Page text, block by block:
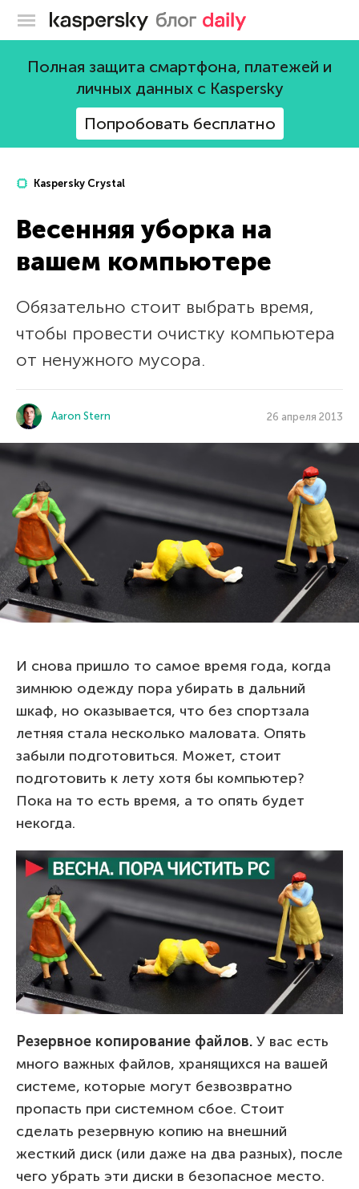
Блог Касперского
Полная защита смартфона, платежей и
личных данных с Kaspersky
Попробовать бесплатно
Kaspersky Crystal
Весенняя уборка на
вашем компьютере
Обязательно стоит выбрать время,
чтобы провести очистку компьютера
от ненужного мусора.
Aaron Stern 26 апреля 2013
И снова пришло то самое время года, когда
зимнюю одежду пора убирать в дальний
шкаф, но оказывается, что без спортзала
летняя стала несколько маловата. Опять
забыли подготовиться. Может, стоит
подготовить к лету хотя бы компьютер?
Пока на то есть время, а то опять будет
некогда.
Резервное копирование файлов. У вас есть
много важных файлов, хранящихся на вашей
системе, которые могут безвозвратно
пропасть при системном сбое. Стоит
сделать резервную копию на внешний
жесткий диск (или даже на два разных), после
чего убрать эти диски в безопасное место.